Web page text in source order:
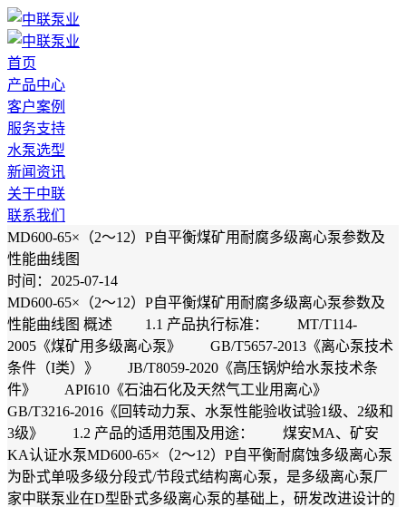
首页
产品中心
客户案例
服务支持
水泵选型
新闻资讯
关于中联
联系我们
MD600-65×（2～12）P自平衡煤矿用耐腐多级离心泵参数及
性能曲线图
时间：2025-07-14
MD600-65×（2～12）P自平衡煤矿用耐腐多级离心泵参数及
性能曲线图 概述 1.1 产品执行标准： MT/T114-
2005《煤矿用多级离心泵》 GB/T5657-2013《离心泵技术
条件（I类）》 JB/T8059-2020《高压锅炉给水泵技术条
件》 API610《石油石化及天然气工业用离心》
GB/T3216-2016《回转动力泵、水泵性能验收试验1级、2级和
3级》 1.2 产品的适用范围及用途： 煤安MA、矿安
KA认证水泵MD600-65×（2～12）P自平衡耐腐蚀多级离心泵
为卧式单吸多级分段式/节段式结构离心泵，是多级离心泵厂
家中联泵业在D型卧式多级离心泵的基础上，研发改进设计的